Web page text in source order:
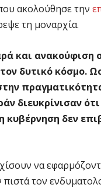
ακολούθησε την
τη μοναρχία.
και ανακούφιση
δυτικό κόσμο.
διευκρίνισαν
κυβέρνηση δεν
να
πιστά τον